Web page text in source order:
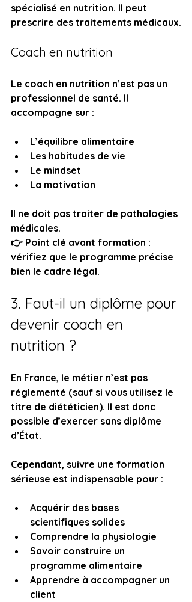
spécialisé en nutrition. Il peut
prescrire des traitements médicaux.
Coach en nutrition
Le coach en nutrition n’est pas un
professionnel de santé. Il
accompagne sur :
L’équilibre alimentaire
Les habitudes de vie
Le mindset
La motivation
Il ne doit pas traiter de pathologies
médicales.
👉 Point clé avant formation :
vérifiez que le programme précise
bien le cadre légal.
3. Faut-il un diplôme pour
devenir coach en
nutrition ?
En France, le métier n’est pas
réglementé (sauf si vous utilisez le
titre de diététicien). Il est donc
possible d’exercer sans diplôme
d’État.
Cependant, suivre une formation
sérieuse est indispensable pour :
Acquérir des bases
scientifiques solides
Comprendre la physiologie
Savoir construire un
programme alimentaire
Apprendre à accompagner un
client